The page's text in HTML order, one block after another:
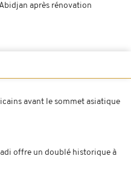
après rénovation
avant le sommet asiatique
offre un doublé historique à